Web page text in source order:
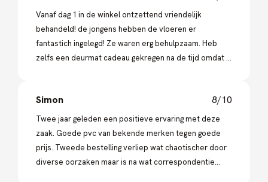
Vanaf dag 1 in de winkel ontzettend vriendelijk
behandeld! de jongens hebben de vloeren er
fantastich ingelegd! Ze waren erg behulpzaam. Heb
zelfs een deurmat cadeau gekregen na de tijd omdat ik
Simon 8/10
Twee jaar geleden een positieve ervaring met deze
zaak. Goede pvc van bekende merken tegen goede
prijs. Tweede bestelling verliep wat chaotischer door
diverse oorzaken maar is na wat correspondentie